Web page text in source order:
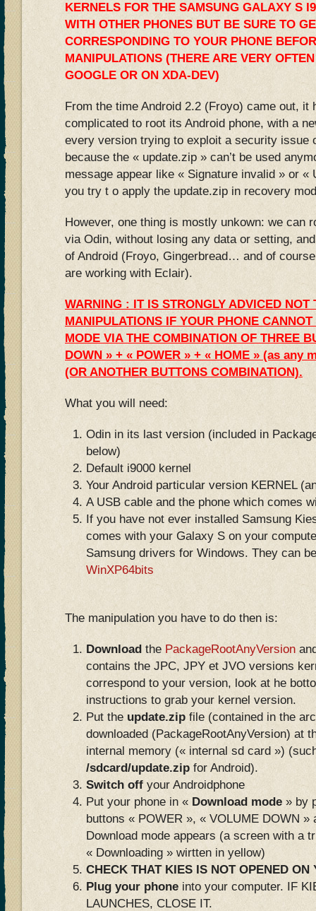
KERNELS FOR THE SAMSUNG GALAXY S
WITH OTHER PHONES BUT BE SURE TO
CORRESPONDING TO YOUR PHONE
MANIPULATIONS (THERE ARE VERY
GOOGLE OR ON XDA-DEV)
From the time Android 2.2 (Froyo) came out, it
complicated to root its Android phone, with a
every version trying to exploit a security issue
because the « update.zip » can’t be used
message appear like « Signature invalid » or «
you try t o apply the update.zip in recovery
However, one thing is mostly unkown: we can
via Odin, without losing any data or setting,
of Android (Froyo, Gingerbread… and of
are working with Eclair).
WARNING : IT IS STRONGLY ADVICED NOT
MANIPULATIONS IF YOUR PHONE
MODE VIA THE COMBINATION OF THREE
DOWN » + « POWER » + « HOME » (as any
(OR ANOTHER BUTTONS COMBINATION).
What you will need:
Odin in its last version (included in
below)
Default i9000 kernel
Your Android particular version KERNEL
A USB cable and the phone which comes
If you have not ever installed Samsung
comes with your Galaxy S on your
Samsung drivers for Windows. They can
WinXP64bits
The manipulation you have to do then is:
Download the PackageRootAnyVersion
contains the JPC, JPY et JVO versions
correspond to your version, look at he
instructions to grab your kernel version.
Put the update.zip file (contained in the
downloaded (PackageRootAnyVersion) at
internal memory (« internal sd card »)
/sdcard/update.zip for Android).
Switch off your Androidphone
Put your phone in « Download mode » by
buttons « POWER », « VOLUME DOWN »
Download mode appears (a screen with a
« Downloading » wirtten in yellow)
CHECK THAT KIES IS NOT OPENED ON
Plug your phone into your computer. IF
LAUNCHES, CLOSE IT.